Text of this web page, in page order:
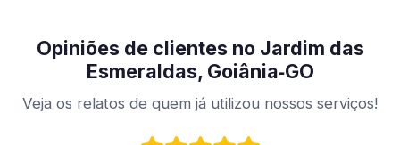
Opiniões de clientes no Jardim das
Esmeraldas, Goiânia‑GO
Veja os relatos de quem já utilizou nossos serviços!